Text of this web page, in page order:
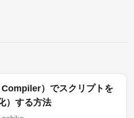
）でスクリプトを
）する方法